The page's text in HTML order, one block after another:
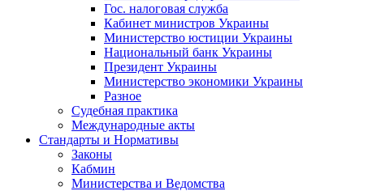
Гос. налоговая служба
Кабинет министров Украины
Министерство юстиции Украины
Национальный банк Украины
Президент Украины
Министерство экономики Украины
Разное
Судебная практика
Международные акты
Стандарты и Нормативы
Законы
Кабмин
Министерства и Ведомства